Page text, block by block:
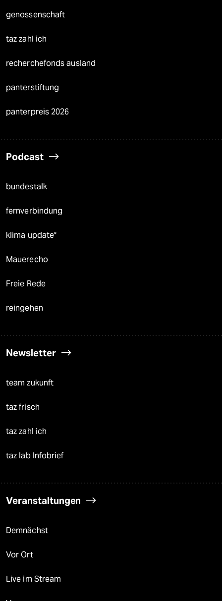
genossenschaft
taz zahl ich
recherchefonds ausland
panterstiftung
panterpreis 2026
Podcast
bundestalk
fernverbindung
klima update°
Mauerecho
Freie Rede
reingehen
Newsletter
team zukunft
taz frisch
taz zahl ich
taz lab Infobrief
Veranstaltungen
Demnächst
Vor Ort
Live im Stream